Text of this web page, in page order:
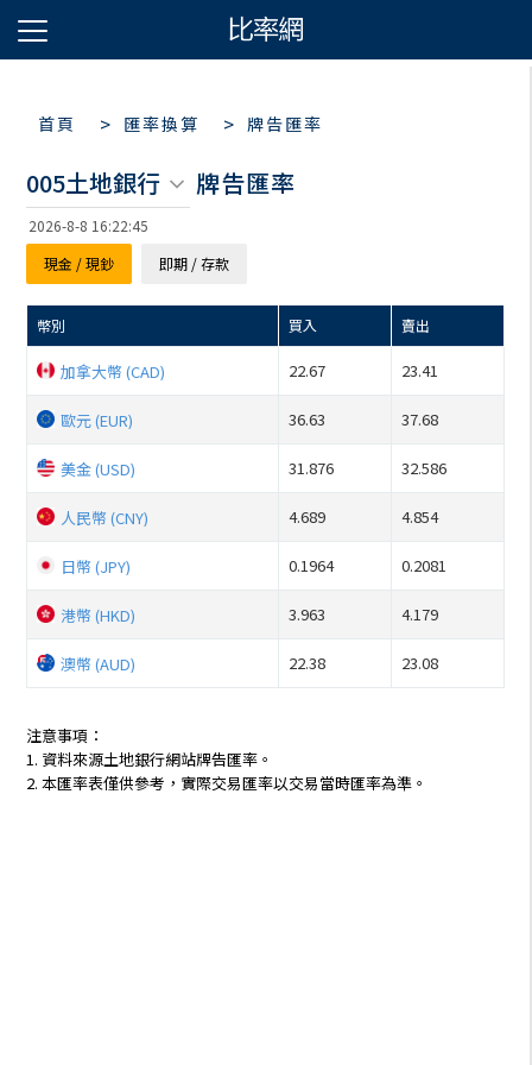
首頁 > 匯率換算 > 牌告匯率
005土地銀行 牌告匯率
2026-8-8 16:22:45
現金 / 現鈔
即期 / 存款
幣別 買入 賣出
加拿大幣 (CAD) 22.67 23.41
歐元 (EUR) 36.63 37.68
美金 (USD) 31.876 32.586
人民幣 (CNY) 4.689 4.854
日幣 (JPY) 0.1964 0.2081
港幣 (HKD) 3.963 4.179
澳幣 (AUD) 22.38 23.08
注意事項：
1. 資料來源土地銀行網站牌告匯率。
2. 本匯率表僅供參考，實際交易匯率以交易當時匯率為準。